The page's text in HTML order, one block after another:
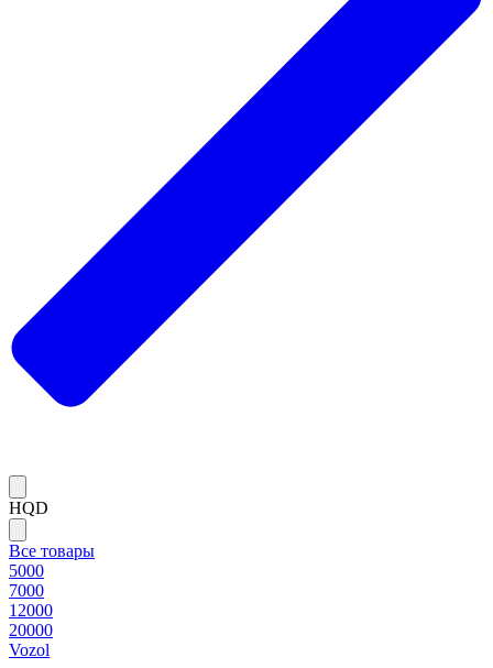
HQD
Все товары
5000
7000
12000
20000
Vozol